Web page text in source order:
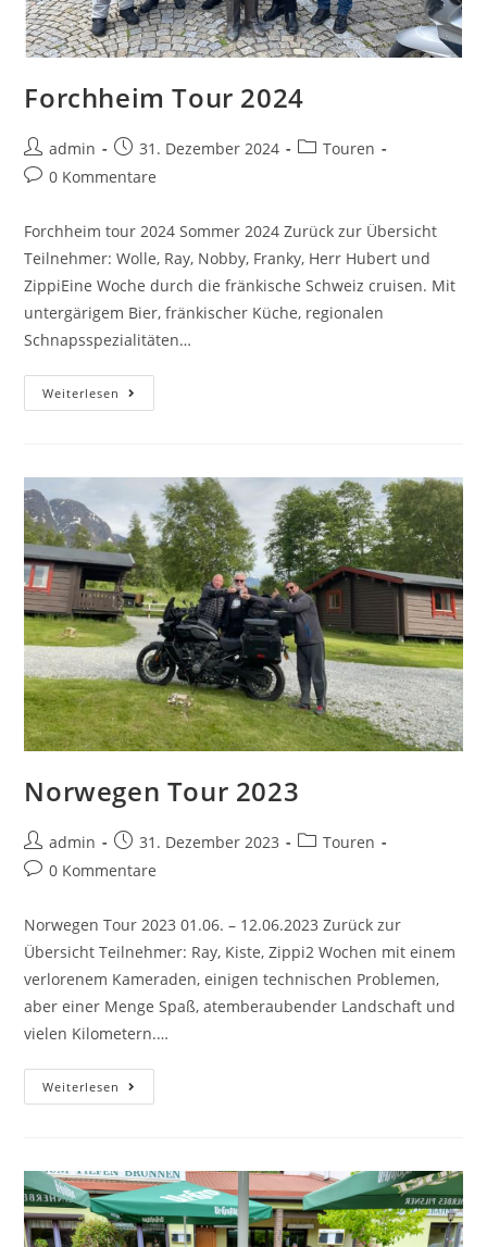
Forchheim Tour 2024
admin 31. Dezember 2024
Touren
0 Kommentare
Forchheim tour 2024 Sommer 2024 Zurück zur Übersicht
Teilnehmer: Wolle, Ray, Nobby, Franky, Herr Hubert und
ZippiEine Woche durch die fränkische Schweiz cruisen. Mit
untergärigem Bier, fränkischer Küche, regionalen
Schnapsspezialitäten…
Weiterlesen
Norwegen Tour 2023
admin 31. Dezember 2023
Touren
0 Kommentare
Norwegen Tour 2023 01.06. – 12.06.2023 Zurück zur
Übersicht Teilnehmer: Ray, Kiste, Zippi2 Wochen mit einem
verlorenem Kameraden, einigen technischen Problemen,
aber einer Menge Spaß, atemberaubender Landschaft und
vielen Kilometern.…
Weiterlesen